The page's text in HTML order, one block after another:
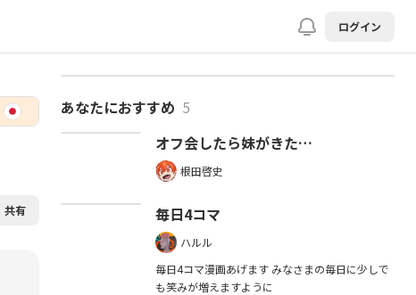
ログイン
大家さんとマスコットな彼女
2026.05.28
第1話｢ハル、入居者を探す｣
第2話｢ウチはペット禁止｣
2026.05.28
第3話｢女子高生、家賃を滞納する｣
あなたにおすすめ 5
オフ会したら妹がきた…
根田啓史
毎日4コマ
ハルル
毎日4コマ漫画あげます みなさまの毎日に少しで
も笑みが増えますように
共有